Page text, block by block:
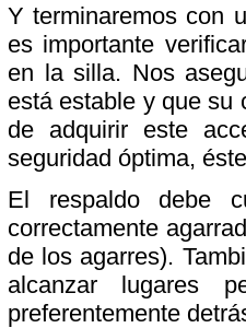
Y terminaremos con
es importante
en la silla. Nos
está estable y que su
de adquirir este
seguridad óptima,
El respaldo debe
correctamente
de los agarres).
alcanzar lugares
preferentemente